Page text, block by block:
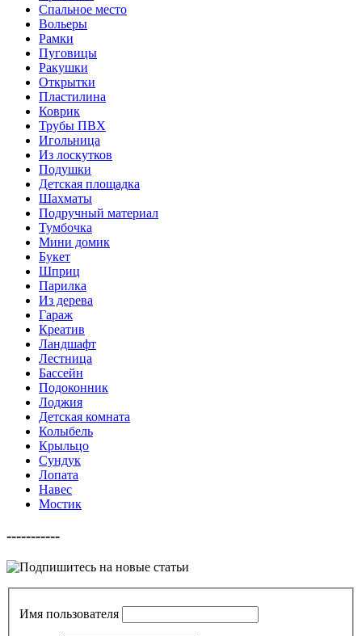
Спальное место
Вольеры
Рамки
Пуговицы
Ракушки
Открытки
Пластилина
Коврик
Трубы ПВХ
Игольница
Из лоскутков
Подушки
Детская площадка
Шахматы
Подручный материал
Тумбочка
Мини домик
Букет
Шприц
Парилка
Из дерева
Гараж
Креатив
Ландшафт
Лестница
Бассейн
Подоконник
Лоджия
Детская комната
Колыбель
Крыльцо
Сундук
Лопата
Навес
Мостик
-----------
Имя пользователя